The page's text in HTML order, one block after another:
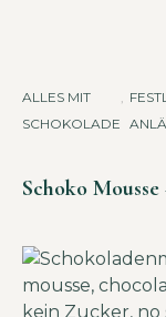
ALLES MIT
SCHOKOLADE
,
Schoko